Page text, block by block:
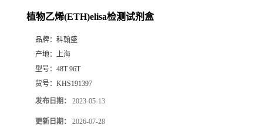
植物乙烯(ETH)elisa检测试剂盒
品牌： 科翰盛
产地： 上海
型号： 48T 96T
货号： KHS191397
发布日期： 2023-05-13
更新日期： 2026-07-28